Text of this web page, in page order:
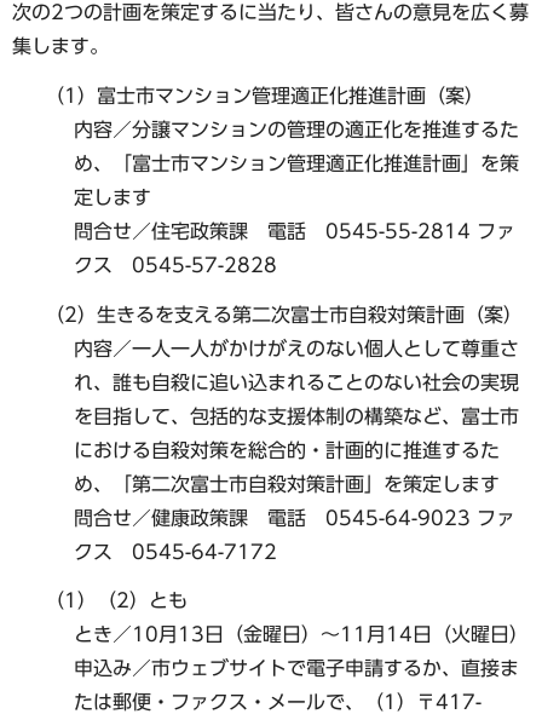
次の2つの計画を策定するに当たり、皆さんの意見を広く募
集します。
（1）富士市マンション管理適正化推進計画（案）
内容／分譲マンションの管理の適正化を推進するた
め、「富士市マンション管理適正化推進計画」を策
定します
問合せ／住宅政策課 電話 0545-55-2814 ファ
クス 0545-57-2828
（2）生きるを支える第二次富士市自殺対策計画（案）
内容／一人一人がかけがえのない個人として尊重さ
れ、誰も自殺に追い込まれることのない社会の実現
を目指して、包括的な支援体制の構築など、富士市
における自殺対策を総合的・計画的に推進するた
め、「第二次富士市自殺対策計画」を策定します
問合せ／健康政策課 電話 0545-64-9023 ファ
クス 0545-64-7172
（1）（2）とも
とき／10月13日（金曜日）～11月14日（火曜日）
申込み／市ウェブサイトで電子申請するか、直接ま
たは郵便・ファクス・メールで、（1）〒417-